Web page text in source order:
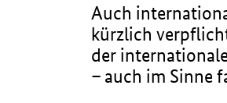
Auch
kürzlich
der
– auch im Sinne